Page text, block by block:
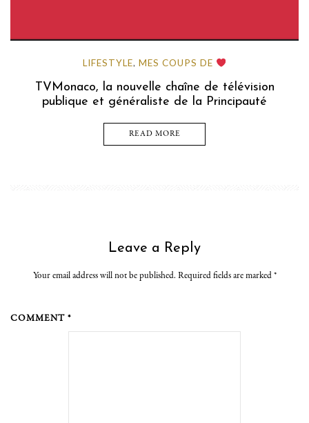
LIFESTYLE, MES COUPS DE
TVMonaco, la nouvelle chaîne de télévision
publique et généraliste de la Principauté
READ MORE
Leave a Reply
Your email address will not be published. Required fields are marked *
COMMENT *